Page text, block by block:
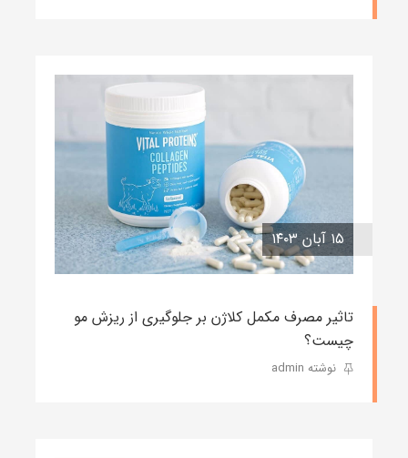
۱۵ آبان ۱۴۰۳
تاثیر مصرف مکمل کلاژن بر جلوگیری از ریزش مو
چیست؟
نوشته admin